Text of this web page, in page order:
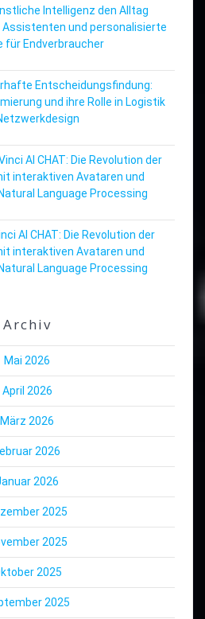
Intelligenz den Alltag
und personalisierte
für Endverbraucher
Entscheidungsfindung:
und ihre Rolle in Logistik
AI CHAT: Die Revolution der
interaktiven Avataren und
Language Processing
AI CHAT: Die Revolution der
interaktiven Avataren und
Language Processing
Archiv
Mai 2026
April 2026
März 2026
2026
2026
2025
2025
2025
2025